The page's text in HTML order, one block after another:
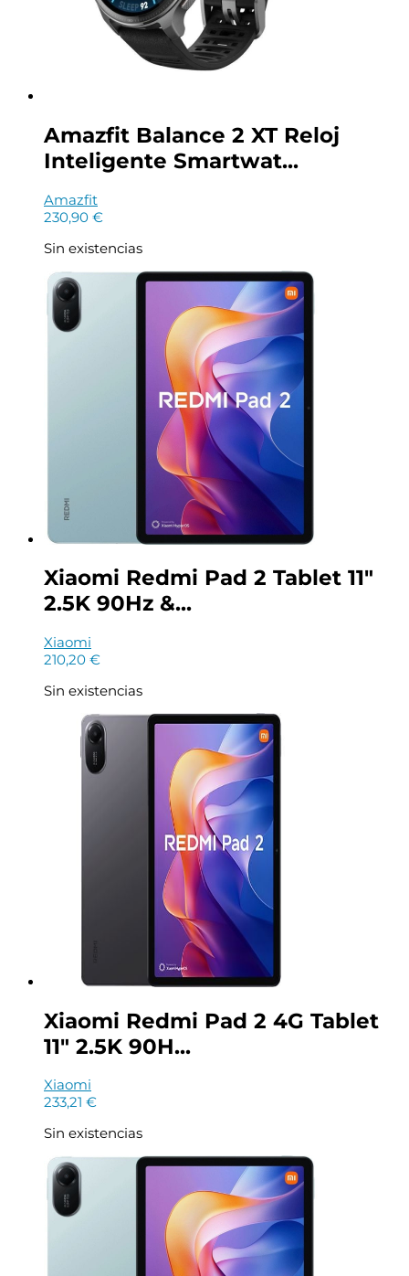
Amazfit Balance 2 XT Reloj
Inteligente Smartwat...
Amazfit
230,90 €
Sin existencias
Xiaomi Redmi Pad 2 Tablet 11″
2.5K 90Hz &...
Xiaomi
210,20 €
Sin existencias
Xiaomi Redmi Pad 2 4G Tablet
11″ 2.5K 90H...
Xiaomi
233,21 €
Sin existencias